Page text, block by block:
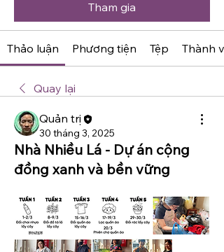
Tham gia
Thảo luận Phương tiện Tệp Thành
Quay lại
Quản trị
30 tháng 3, 2025
Nhà Nhiều Lá - Dự án cộng
đồng xanh và bền vững